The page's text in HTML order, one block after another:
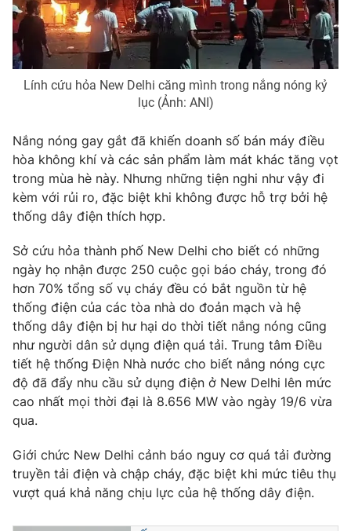
Thị trường 24h Tấm lòng Việt
VTV4 Vươn mình bằng AI
Liên hệ tòa soạn English
THỜI BÁO VTV
Theo dõi báo trên
Cơ quan chủ quản:Đài Truyền hình Việt Nam
Cơ quan báo chí:Thời báo VTV
Giấy phép hoạt động báo in và báo điện tử số 483/GP-BTTTT
Tổng Biên tập:Vũ Thanh Thủy
Phó Tổng Biên tập:Nguyễn Thị Mỹ Hạnh, Phạm Quốc Thắng,
Nguyễn Trọng Ninh
Lính cứu hỏa New Delhi căng mình trong nắng nóng kỷ
lục (Ảnh: ANI)
Nắng nóng gay gắt đã khiến doanh số bán máy điều
hòa không khí và các sản phẩm làm mát khác tăng vọt
trong mùa hè này. Nhưng những tiện nghi như vậy đi
kèm với rủi ro, đặc biệt khi không được hỗ trợ bởi hệ
thống dây điện thích hợp.
Sở cứu hỏa thành phố New Delhi cho biết có những
ngày họ nhận được 250 cuộc gọi báo cháy, trong đó
hơn 70% tổng số vụ cháy đều có bắt nguồn từ hệ
thống điện của các tòa nhà do đoản mạch và hệ
thống dây điện bị hư hại do thời tiết nắng nóng cũng
như người dân sử dụng điện quá tải. Trung tâm Điều
tiết hệ thống Điện Nhà nước cho biết nắng nóng cực
độ đã đẩy nhu cầu sử dụng điện ở New Delhi lên mức
cao nhất mọi thời đại là 8.656 MW vào ngày 19/6 vừa
qua.
Giới chức New Delhi cảnh báo nguy cơ quá tải đường
truyền tải điện và chập cháy, đặc biệt khi mức tiêu thụ
vượt quá khả năng chịu lực của hệ thống dây điện.